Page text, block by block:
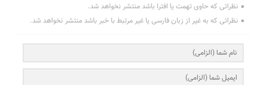
نظراتی که حاوی تهمت یا افترا باشد منتشر نخواهد شد.
نظراتی که به غیر از زبان فارسی یا غیر مرتبط با خبر باشد منتشر نخواهد شد.